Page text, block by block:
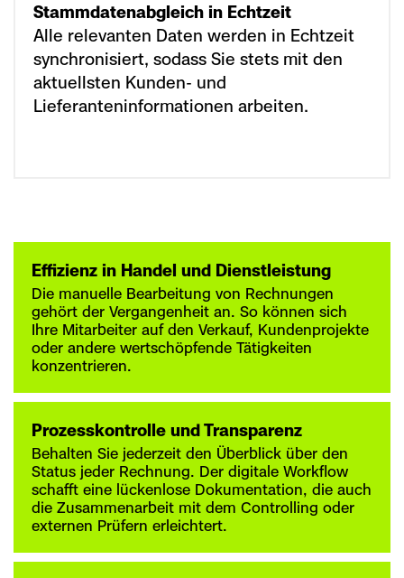
Stammdatenabgleich in Echtzeit
Alle relevanten Daten werden in Echtzeit
synchronisiert, sodass Sie stets mit den
aktuellsten Kunden- und
Lieferanteninformationen arbeiten.
Effizienz in Handel und Dienstleistung
Die manuelle Bearbeitung von Rechnungen
gehört der Vergangenheit an. So können sich
Ihre Mitarbeiter auf den Verkauf, Kundenprojekte
oder andere wertschöpfende Tätigkeiten
konzentrieren.
Prozesskontrolle und Transparenz
Behalten Sie jederzeit den Überblick über den
Status jeder Rechnung. Der digitale Workflow
schafft eine lückenlose Dokumentation, die auch
die Zusammenarbeit mit dem Controlling oder
externen Prüfern erleichtert.